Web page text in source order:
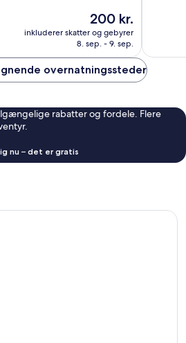
Prisen
200 kr.
200 kr.
inkluderer skatter og gebyrer
8. sep. - 9. sep.
overnatningssteder
rabatter og fordele. Flere
nu – det er gratis